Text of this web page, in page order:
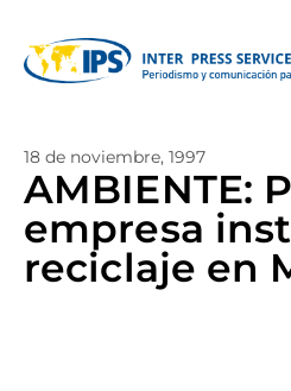
18 de noviembre, 1997
AMBIENTE:
empresa
reciclaje en